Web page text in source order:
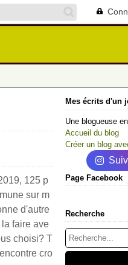
125 p
sur m
d'autre
faire ave
choisi? T
cro
Mes écrits d'un
Une blogueuse
Accueil du blog
Créer un blog
Page Facebook
Recherche